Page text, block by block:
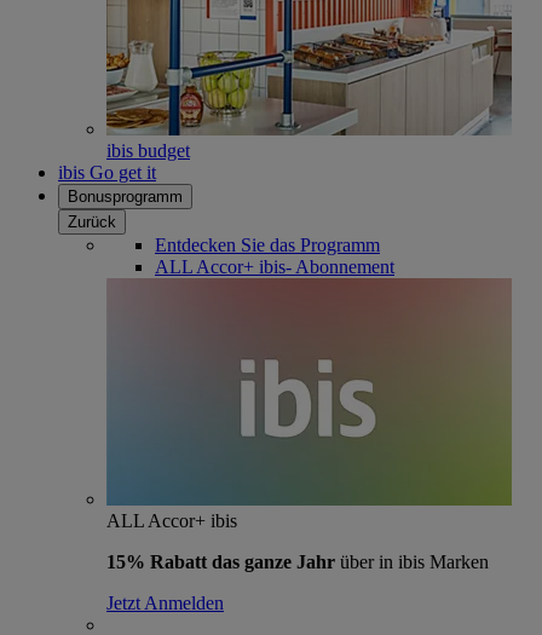
ibis budget
ibis Go get it
Bonusprogramm
Zurück
Entdecken Sie das Programm
ALL Accor+ ibis- Abonnement
ALL Accor+ ibis
15% Rabatt das ganze Jahr über in ibis Marken
Jetzt Anmelden